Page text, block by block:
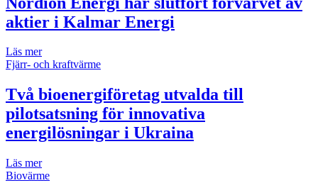
aktier i Kalmar Energi
Läs mer
Fjärr- och kraftvärme
Två bioenergiföretag utvalda till
pilotsatsning för innovativa
energilösningar i Ukraina
Läs mer
Biovärme